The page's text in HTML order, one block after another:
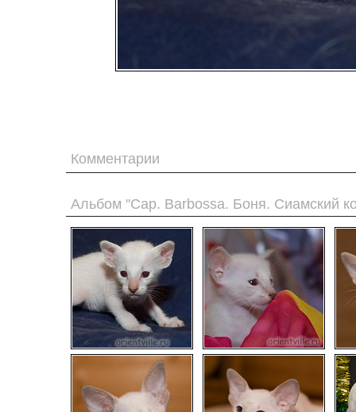
Комментарии
Альбом "Cap. Barbossa. Боня. Сиамский